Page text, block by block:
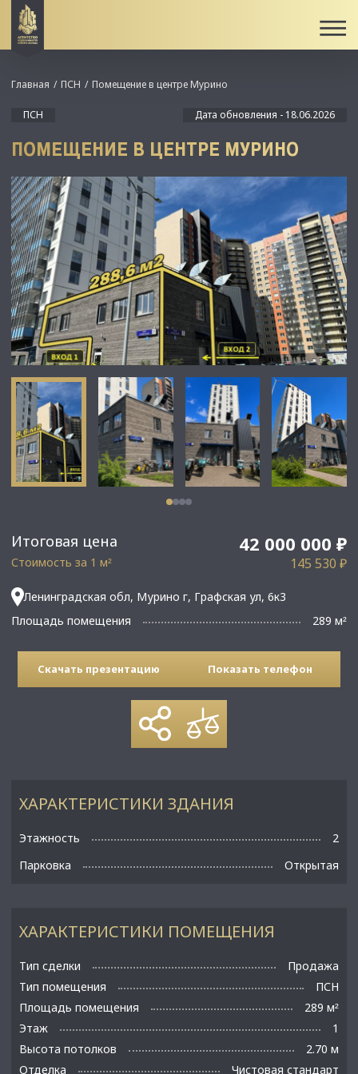
Итоговая цена 42 000 000 ₽
Стоимость за 1 м² 145 530 ₽
Ленинградская обл, Мурино г, Графская ул, 6к3
Площадь помещения
289 м²
Главная ПСН Помещение в центре Мурино
ПСН Дата обновления - 18.06.2026
ПОМЕЩЕНИЕ В ЦЕНТРЕ МУРИНО
Скачать презентацию Показать телефон
ХАРАКТЕРИСТИКИ ПОМЕЩЕНИЯ
Тип сделки
Продажа
Тип помещения
ПСН
Площадь помещения
289 м²
Этаж
1
Высота потолков
2.70 м
Отделка
Чистовая стандарт
ХАРАКТЕРИСТИКИ ЗДАНИЯ
Этажность
2
Парковка
Открытая